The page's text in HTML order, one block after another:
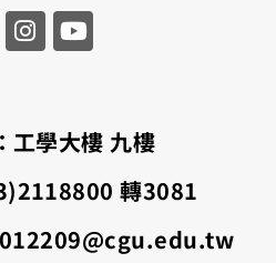
工學大樓 九樓
轉3081